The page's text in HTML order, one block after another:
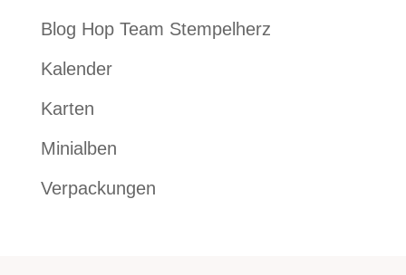
Blog Hop Team Stempelherz
Kalender
Karten
Minialben
Verpackungen